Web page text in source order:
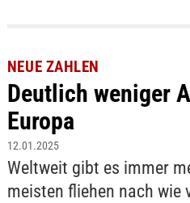
NEUE ZAHLEN
Deutlich weniger
Europa
12.01.2025
Weltweit gibt es immer
meisten fliehen nach wie